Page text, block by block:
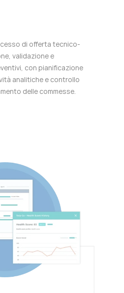
di offerta tecnico-
validazione e
con pianificazione
analitiche e controllo
delle commesse.